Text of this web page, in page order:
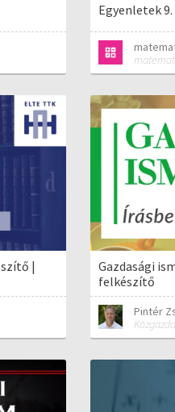
Egyenletek
|
Gazdasági
felkészítő
Pintér